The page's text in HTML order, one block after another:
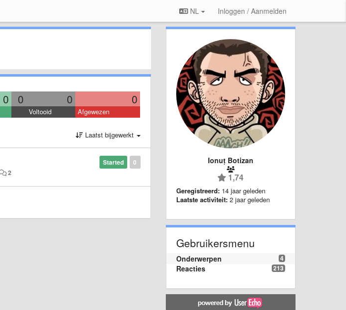
NL Inloggen / Aanmelden
0 0 0 0
Voltooid Afgewezen
Laatst bijgewerkt
0
Started
2
Ionuț Botizan
1,74
Geregistreerd: 14 jaar geleden
Laatste activiteit: 2 jaar geleden
Gebruikersmenu
4
Onderwerpen
213
Reacties